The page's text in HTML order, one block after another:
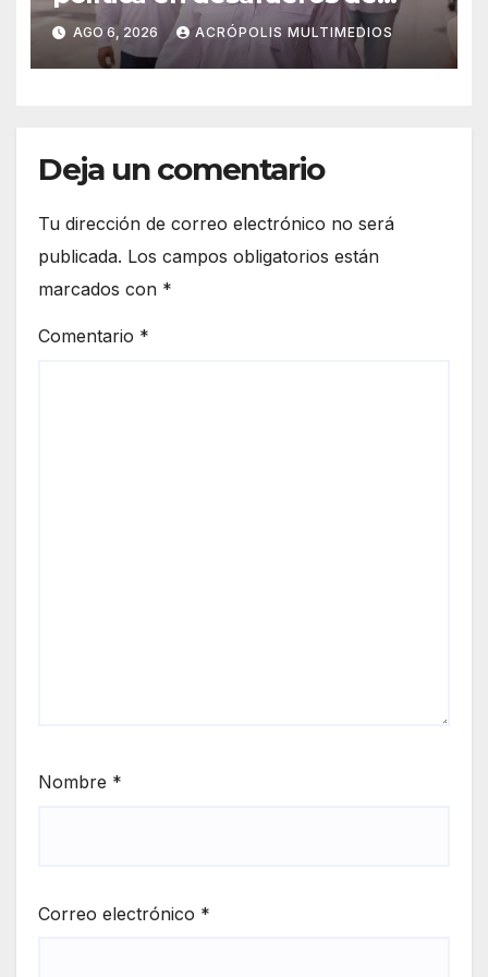
alcaldes
AGO 6, 2026 ACRÓPOLIS MULTIMEDIOS
Deja un comentario
Tu dirección de correo electrónico no será
publicada. Los campos obligatorios están
marcados con *
Comentario *
Nombre *
Correo electrónico *